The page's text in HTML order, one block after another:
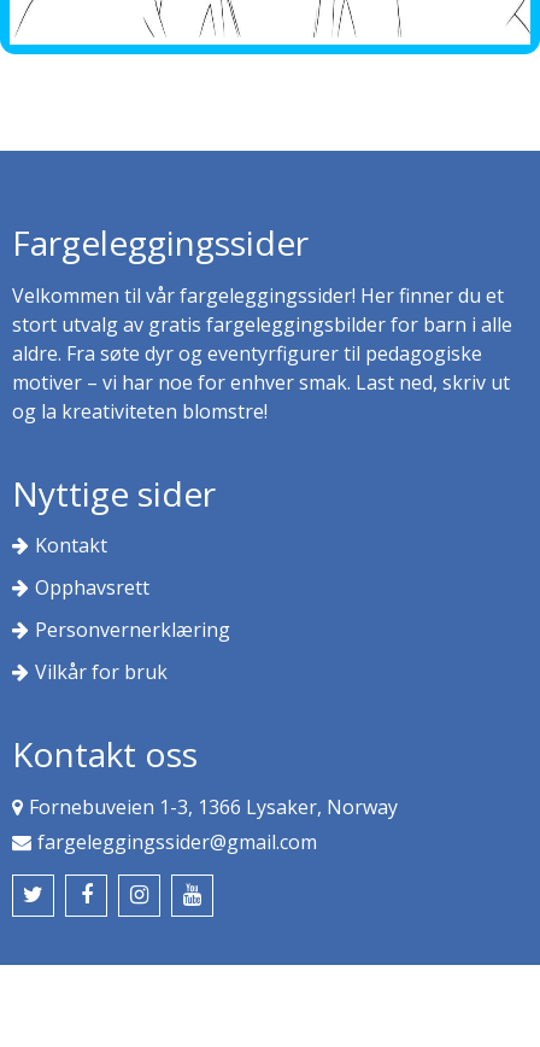
Fargeleggingssider
Velkommen til vår fargeleggingssider! Her finner du et
stort utvalg av gratis fargeleggingsbilder for barn i alle
aldre. Fra søte dyr og eventyrfigurer til pedagogiske
motiver – vi har noe for enhver smak. Last ned, skriv ut
og la kreativiteten blomstre!
Nyttige sider
Kontakt
Opphavsrett
Personvernerklæring
Vilkår for bruk
Kontakt oss
Fornebuveien 1-3, 1366 Lysaker, Norway
fargeleggingssider@gmail.com